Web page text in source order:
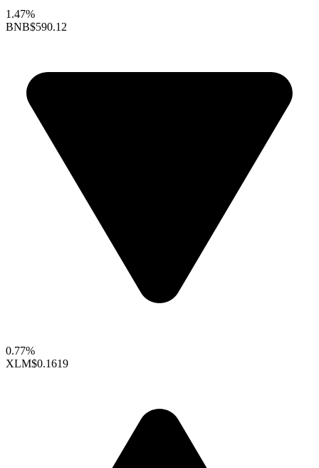
1.47%
BNB$590.12
0.77%
XLM$0.1619